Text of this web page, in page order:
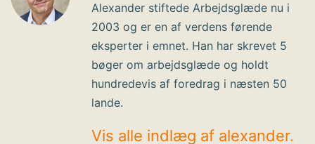
Alexander stiftede Arbejdsglæde nu i
2003 og er en af verdens førende
eksperter i emnet. Han har skrevet 5
bøger om arbejdsglæde og holdt
hundredevis af foredrag i næsten 50
lande.
Vis alle indlæg af alexander.